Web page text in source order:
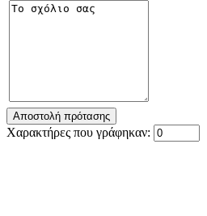
Χαρακτήρες που γράφηκαν: